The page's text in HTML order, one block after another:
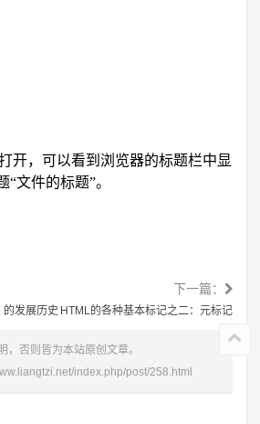
开，可以看到浏览器的标题栏中显
文件的标题”。
的发展历史
下一篇：
HTML的各种基本标记之二：元标记
，否则皆为本站原创文章。
index.php/post/258.html